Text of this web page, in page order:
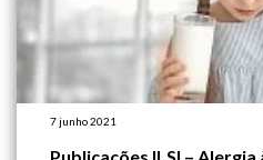
7 junho 2021